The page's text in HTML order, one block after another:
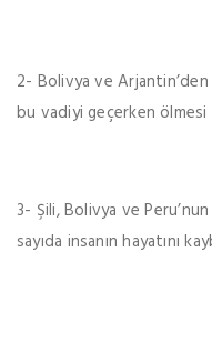
2- Bolivya ve
bu vadiyi geçerken
3- Şili, Bolivya ve
sayıda insanın hayatını